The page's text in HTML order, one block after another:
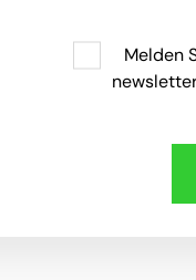
Melden